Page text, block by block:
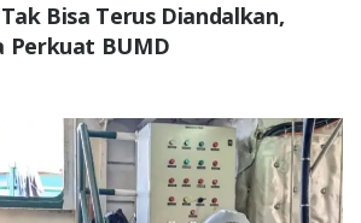
Bisa Terus Diandalkan,
Perkuat BUMD